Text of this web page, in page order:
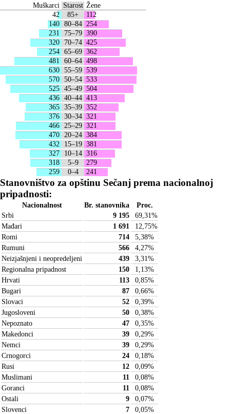
Muškarci Starost Žene
42
85+
112
140 80–84
254
231
75–79 390
320
70–74 425
254 65–69 362
481
60–64 498
630 55–59 539
570 50–54 533
525 45–49 504
436 40–44 413
365 35–39 352
376 30–34 321
466
25–29 321
470
20–24 384
432
15–19 381
327
10–14 316
318
5–9
279
259
0–4 241
Stanovništvo za opštinu Sečanj prema nacionalnoj
pripadnosti:
Nacionalnost Br. stanovnika
Proc.
Srbi
9 195 69,31 %
Mađari
1 691 12,75%
Romi
714 5,38%
Rumuni
566 4,27%
Neizjašnjeni i neopredeljeni
439 3,31 %
Regionalna pripadnost
150 1,13%
Hrvati
113 0,85%
Bugari
87 0,66%
Slovaci
52 0,39%
Jugosloveni
50 0,38%
Nepoznato
47 0,35%
Makedonci
39 0,29%
Nemci
39 0,29%
Crnogorci
24 0,18%
Rusi
12 0,09%
Muslimani
11 0,08%
Goranci
11 0,08%
Ostali
9 0,07%
Slovenci
7 0,05%